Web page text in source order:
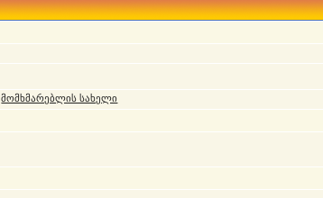
,მომხმარებლის სახელი